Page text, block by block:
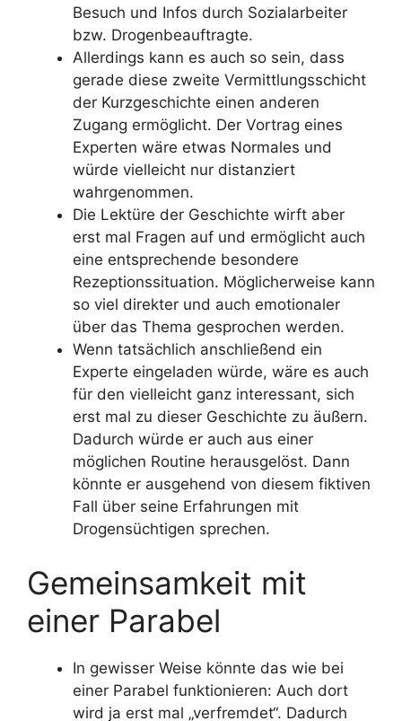
Besuch und Infos durch Sozialarbeiter
bzw. Drogenbeauftragte.
Allerdings kann es auch so sein, dass
gerade diese zweite Vermittlungsschicht
der Kurzgeschichte einen anderen
Zugang ermöglicht. Der Vortrag eines
Experten wäre etwas Normales und
würde vielleicht nur distanziert
wahrgenommen.
Die Lektüre der Geschichte wirft aber
erst mal Fragen auf und ermöglicht auch
eine entsprechende besondere
Rezeptionssituation. Möglicherweise kann
so viel direkter und auch emotionaler
über das Thema gesprochen werden.
Wenn tatsächlich anschließend ein
Experte eingeladen würde, wäre es auch
für den vielleicht ganz interessant, sich
erst mal zu dieser Geschichte zu äußern.
Dadurch würde er auch aus einer
möglichen Routine herausgelöst. Dann
könnte er ausgehend von diesem fiktiven
Fall über seine Erfahrungen mit
Drogensüchtigen sprechen.
Gemeinsamkeit mit
einer Parabel
In gewisser Weise könnte das wie bei
einer Parabel funktionieren: Auch dort
wird ja erst mal „verfremdet“. Dadurch